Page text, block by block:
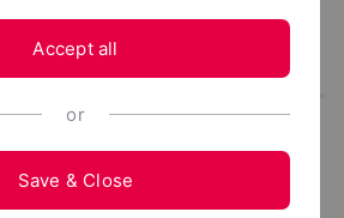
Automation
MIT SCHWEINEN ZU
Accept all
or
Save & Close